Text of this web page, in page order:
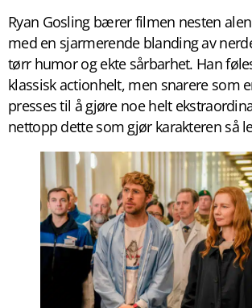
Ryan Gosling bærer filmen nesten
med en sjarmerende blanding av
tørr humor og ekte sårbarhet. Han
klassisk actionhelt, men snarere som
presses til å gjøre noe helt
nettopp dette som gjør karakteren så